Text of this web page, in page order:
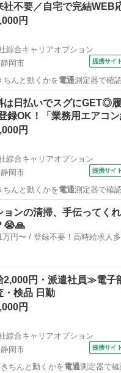
社不要／自宅で完結WEB
円
綜合キャリアオプション
岡市
提携サイト
ちんと動くかを電通測定器で確
は日払いでスグにGET◎
録OK！「業務用エアコ
円
綜合キャリアオプション
岡市
提携サイト
ちんと動くかを電通測定器で確
ョンの清掃、手伝ってく
😭🙏
日給例1万円〜 / 登録不要！高時給求
円・派遣社員≫電子
・検品 日勤
円
綜合キャリアオプション
岡市
提携サイト
ちんと動くかを電通測定器で確